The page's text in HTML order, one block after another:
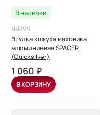
В наличии
99299
Втулка кожуха маховика
алюминиевая SPACER
(Quicksilver)
1 060 ₽
В КОРЗИНУ